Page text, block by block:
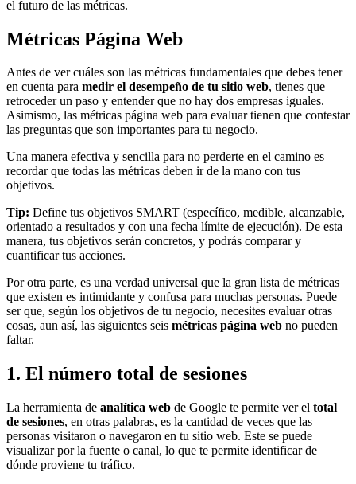
el futuro de las métricas.
Métricas Página Web
Antes de ver cuáles son las métricas fundamentales que debes tener
en cuenta para medir el desempeño de tu sitio web, tienes que
retroceder un paso y entender que no hay dos empresas iguales.
Asimismo, las métricas página web para evaluar tienen que contestar
las preguntas que son importantes para tu negocio.
Una manera efectiva y sencilla para no perderte en el camino es
recordar que todas las métricas deben ir de la mano con tus
objetivos.
Tip: Define tus objetivos SMART (específico, medible, alcanzable,
orientado a resultados y con una fecha límite de ejecución). De esta
manera, tus objetivos serán concretos, y podrás comparar y
cuantificar tus acciones.
Por otra parte, es una verdad universal que la gran lista de métricas
que existen es intimidante y confusa para muchas personas. Puede
ser que, según los objetivos de tu negocio, necesites evaluar otras
cosas, aun así, las siguientes seis métricas página web no pueden
faltar.
1. El número total de sesiones
La herramienta de analítica web de Google te permite ver el total
de sesiones, en otras palabras, es la cantidad de veces que las
personas visitaron o navegaron en tu sitio web. Este se puede
visualizar por la fuente o canal, lo que te permite identificar de
dónde proviene tu tráfico.